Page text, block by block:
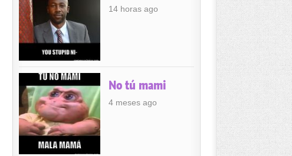
14 horas ago
No tú mami
4 meses ago